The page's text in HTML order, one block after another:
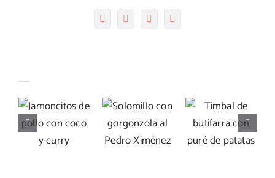
FacebookTwitter Pinterest
electrónico
de pollo
con coco
con
gorgonzola
al Pedro
butifarra
con puré